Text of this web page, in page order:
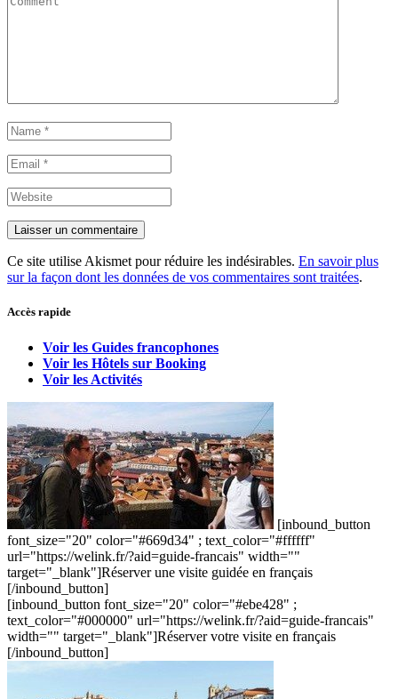
Ce site utilise Akismet pour réduire les indésirables. En savoir plus
sur la façon dont les données de vos commentaires sont traitées.
Accès rapide
Voir les Guides francophones
Voir les Hôtels sur Booking
Voir les Activités
[inbound_button
font_size="20" color="#669d34" ; text_color="#ffffff"
url="https://welink.fr/?aid=guide-francais" width=""
target="_blank"]Réserver une visite guidée en français
[/inbound_button]
[inbound_button font_size="20" color="#ebe428" ;
text_color="#000000" url="https://welink.fr/?aid=guide-francais"
width="" target="_blank"]Réserver votre visite en français
[/inbound_button]